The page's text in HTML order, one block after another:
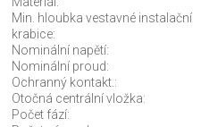
Min. hloubka vestavné instalační
krabice:
Nominální napětí:
Nominální proud:
Ochranný kontakt.:
Otočná centrální vložka:
Počet fází: